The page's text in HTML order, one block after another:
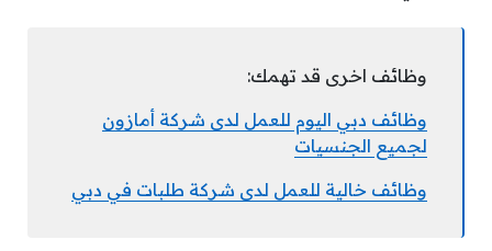
وظائف اخرى قد تهمك:
وظائف دبي اليوم للعمل لدى شركة أمازون
لجميع الجنسيات
وظائف خالية للعمل لدى شركة طلبات في دبي